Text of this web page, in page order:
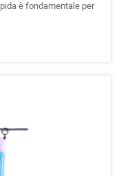
è fondamentale per
intorno alla piscina.
di assorbimento